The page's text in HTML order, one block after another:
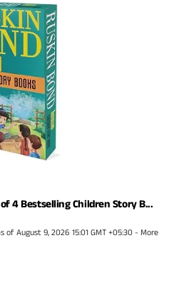
4 Bestselling Children Story B...
of August 9, 2026 15:01 GMT +05:30 -More